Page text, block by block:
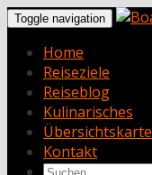
Toggle navigation
Home
Reiseziele
Reiseblog
Kulinarisches
Übersichtskarte
Kontakt